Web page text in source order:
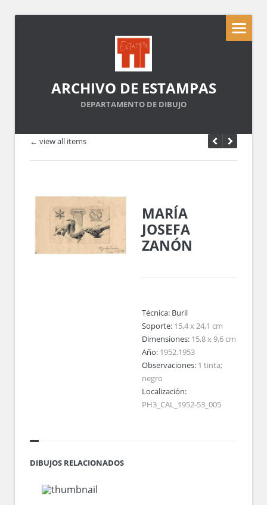
ARCHIVO DE ESTAMPAS
DEPARTAMENTO DE DIBUJO
← view all items
MARÍA
JOSEFA
ZANÓN
Técnica: Buril
Soporte: 15,4 x 24,1 cm
Dimensiones: 15,8 x 9,6 cm
Año: 1952.1953
Observaciones: 1 tinta;
negro
Localización:
PH3_CAL_1952-53_005
DIBUJOS RELACIONADOS